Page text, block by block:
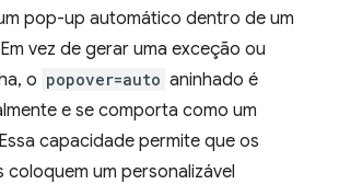
pop-up automático dentro de um
vez de gerar uma exceção ou
o popover=auto aninhado é
e se comporta como um
capacidade permite que os
coloquem um personalizável